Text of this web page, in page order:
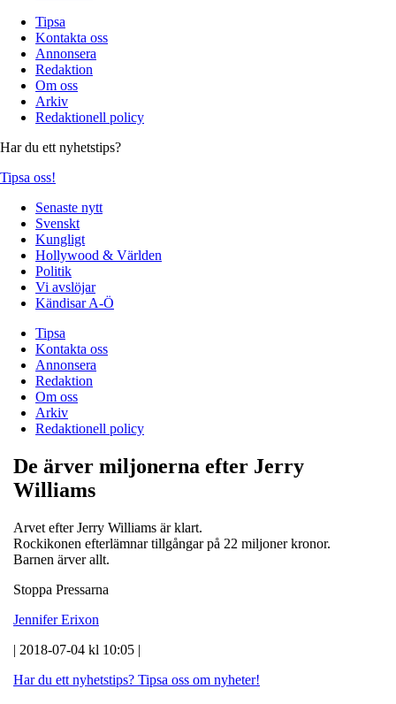
Tipsa
Kontakta oss
Annonsera
Redaktion
Om oss
Arkiv
Redaktionell policy
Har du ett nyhetstips?
Tipsa oss!
Senaste nytt
Svenskt
Kungligt
Hollywood & Världen
Politik
Vi avslöjar
Kändisar A-Ö
Tipsa
Kontakta oss
Annonsera
Redaktion
Om oss
Arkiv
Redaktionell policy
De ärver miljonerna efter Jerry
Williams
Arvet efter Jerry Williams är klart.
Rockikonen efterlämnar tillgångar på 22 miljoner kronor.
Barnen ärver allt.
Stoppa Pressarna
Jennifer Erixon
| 2018-07-04 kl 10:05 |
Har du ett nyhetstips? Tipsa oss om nyheter!